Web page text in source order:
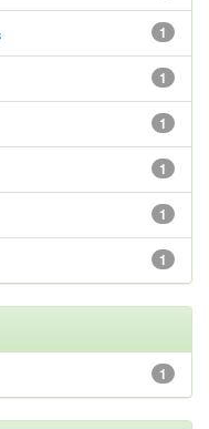
1
1
1
1
1
1
1